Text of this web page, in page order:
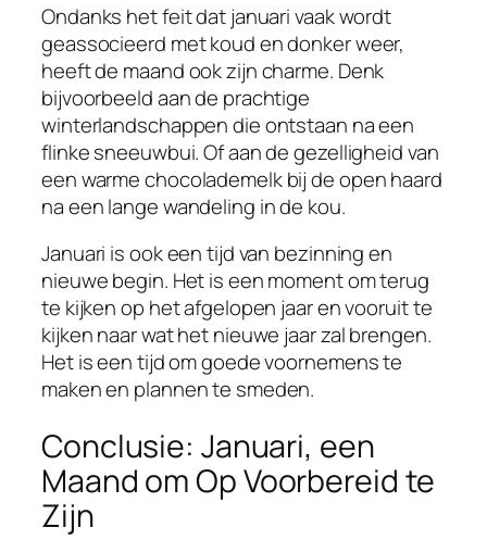
Ondanks het feit dat januari vaak wordt
geassocieerd met koud en donker weer,
heeft de maand ook zijn charme. Denk
bijvoorbeeld aan de prachtige
winterlandschappen die ontstaan na een
flinke sneeuwbui. Of aan de gezelligheid van
een warme chocolademelk bij de open haard
na een lange wandeling in de kou.
Januari is ook een tijd van bezinning en
nieuwe begin. Het is een moment om terug
te kijken op het afgelopen jaar en vooruit te
kijken naar wat het nieuwe jaar zal brengen.
Het is een tijd om goede voornemens te
maken en plannen te smeden.
Conclusie: Januari, een
Maand om Op Voorbereid te
Zijn